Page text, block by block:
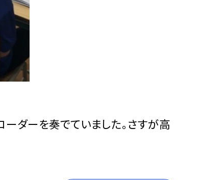
ーダーを奏でていました。さすが高